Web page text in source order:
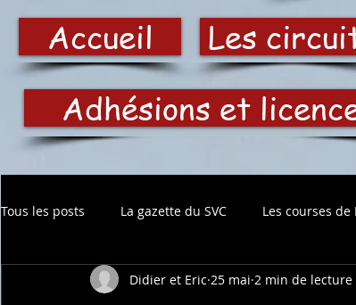
Accueil
Les
Adhésions et
Tous les posts La gazette du SVC Les courses de
Didier et Eric 25 mai 2 min de lecture